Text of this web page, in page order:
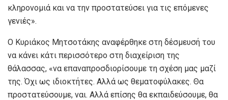
κληρονομιά και να την προστατεύσει για τις επόμενες
γενιές».
Ο Κυριάκος Μητσοτάκης αναφέρθηκε στη δέσμευσή του
να κάνει κάτι περισσότερο στη διαχείριση της
θάλασσας, «να επαναπροσδιορίσουμε τη σχέση μας μαζί
της. Όχι ως ιδιοκτήτες. Αλλά ως θεματοφύλακες. Θα
προστατεύσουμε, ναι. Αλλά επίσης θα εκπαιδεύσουμε, θα